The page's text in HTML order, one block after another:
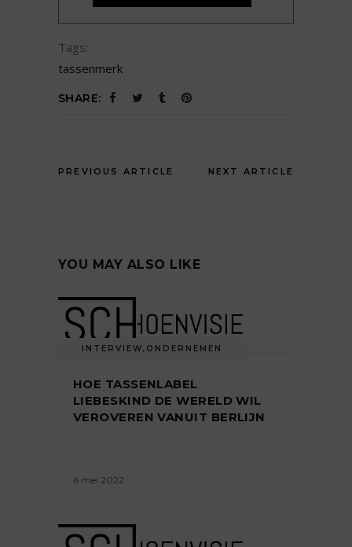
Tags:
tassenmerk
SHARE:
PREVIOUS ARTICLE NEXT ARTICLE
YOU MAY ALSO LIKE
INTERVIEW, ONDERNEMEN
HOE TASSENLABEL
LIEBESKIND DE WERELD WIL
VEROVEREN VANUIT BERLIJN
6 mei 2022